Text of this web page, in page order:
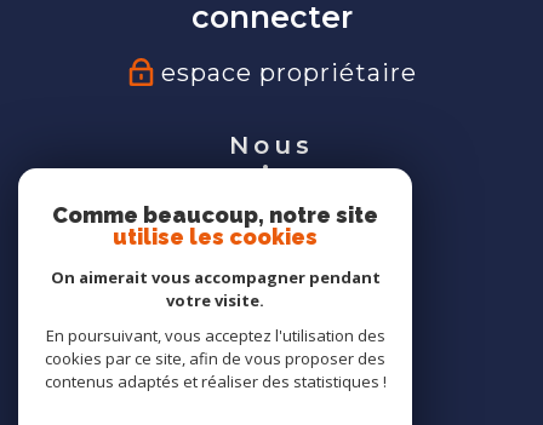
connecter
espace propriétaire
Nous
suivre
Nous
adhérons
Comme beaucoup, notre site
utilise les cookies
On aimerait vous accompagner pendant
votre visite.
En poursuivant, vous acceptez l'utilisation des
cookies par ce site, afin de vous proposer des
contenus adaptés et réaliser des statistiques !